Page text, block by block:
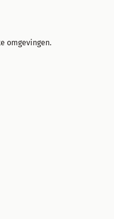
omgevingen.